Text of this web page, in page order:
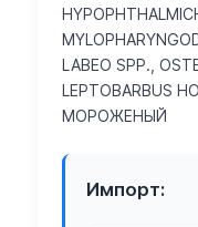
LABEO SPP.,
LEPTOBARBUS
МОРОЖЕНЫЙ
Импорт: